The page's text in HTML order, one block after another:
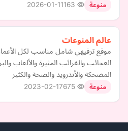
منوعة 2026-01-11
عالم المنوعات
موقع ترفيهي شامل مناسب لكل
العجائب والغرائب المثيرة والألعاب
المضحكة والأندرويد والصحة والكثير
منوعة 2023-02-17